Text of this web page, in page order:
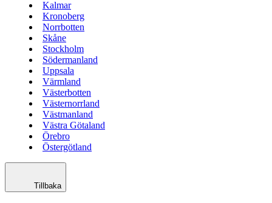
Kalmar
Kronoberg
Norrbotten
Skåne
Stockholm
Södermanland
Uppsala
Värmland
Västerbotten
Västernorrland
Västmanland
Västra Götaland
Örebro
Östergötland
Tillbaka